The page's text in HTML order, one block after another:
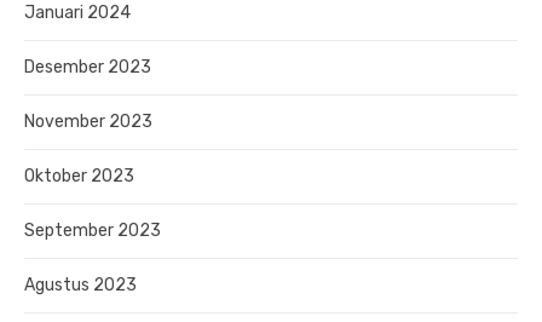
Januari 2024
Desember 2023
November 2023
Oktober 2023
September 2023
Agustus 2023